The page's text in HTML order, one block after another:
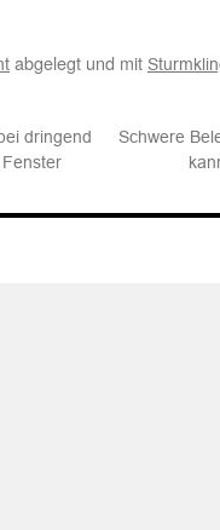
abgelegt und mit
dringend
Schwere